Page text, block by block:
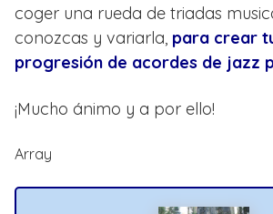
coger una rueda de triadas
conozcas y variarla, para crear
progresión de acordes de jazz
¡Mucho ánimo y a por ello!
Array